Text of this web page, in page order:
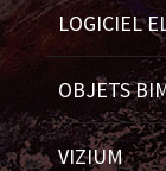
LOGICIEL
OBJETS
VIZIUM